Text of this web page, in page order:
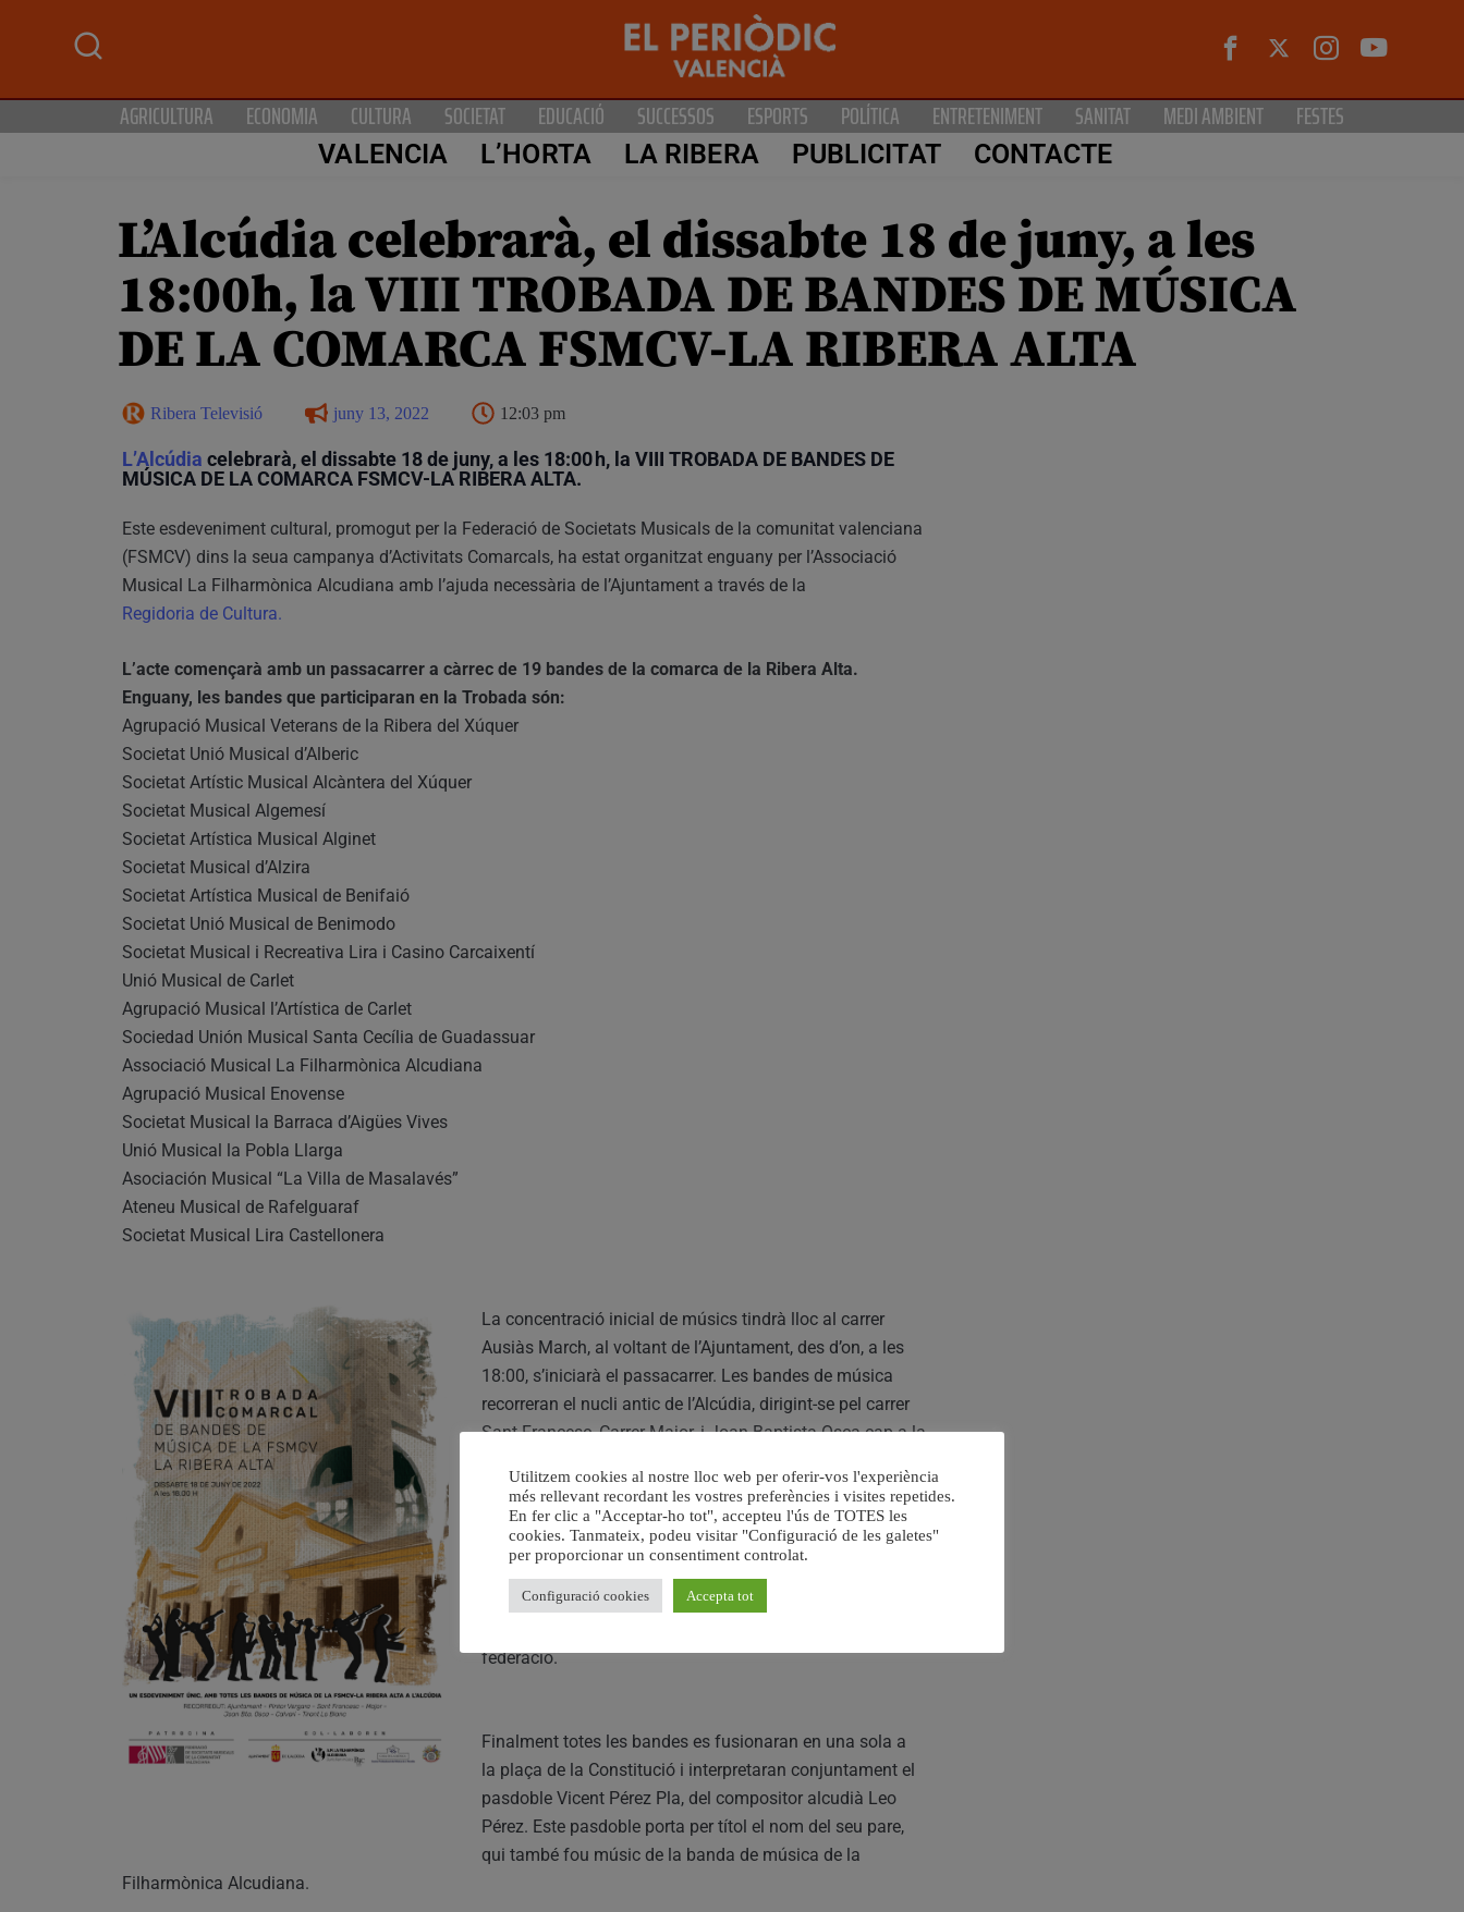
AGRICULTURA ECONOMIA CULTURA SOCIETAT EDUCACIÓ SUCCESSOS ESPORTS POLÍTICA ENTRETENIMENT SANITAT MEDI AMBIENT FESTES
VALENCIA L’HORTA LA RIBERA PUBLICITAT CONTACTE
L’Alcúdia celebrarà, el dissabte 18 de juny, a les
18:00h, la VIII TROBADA DE BANDES DE MÚSICA
DE LA COMARCA FSMCV-LA RIBERA ALTA
Ribera Televisió juny 13, 2022 12:03 pm
L’Alcúdia celebrarà, el dissabte 18 de juny, a les 18:00 h, la VIII TROBADA DE BANDES DE
MÚSICA DE LA COMARCA FSMCV-LA RIBERA ALTA.
Este esdeveniment cultural, promogut per la Federació de Societats Musicals de la comunitat valenciana
(FSMCV) dins la seua campanya d’Activitats Comarcals, ha estat organitzat enguany per l’Associació
Musical La Filharmònica Alcudiana amb l’ajuda necessària de l’Ajuntament a través de la
Regidoria de Cultura.
L’acte començarà amb un passacarrer a càrrec de 19 bandes de la comarca de la Ribera Alta.
Enguany, les bandes que participaran en la Trobada són:
Agrupació Musical Veterans de la Ribera del Xúquer
Societat Unió Musical d’Alberic
Societat Artístic Musical Alcàntera del Xúquer
Societat Musical Algemesí
Societat Artística Musical Alginet
Societat Musical d’Alzira
Societat Artística Musical de Benifaió
Societat Unió Musical de Benimodo
Societat Musical i Recreativa Lira i Casino Carcaixentí
Unió Musical de Carlet
Agrupació Musical l’Artística de Carlet
Sociedad Unión Musical Santa Cecília de Guadassuar
Associació Musical La Filharmònica Alcudiana
Agrupació Musical Enovense
Societat Musical la Barraca d’Aigües Vives
Unió Musical la Pobla Llarga
Asociación Musical “La Villa de Masalavés”
Ateneu Musical de Rafelguaraf
Societat Musical Lira Castellonera
La concentració inicial de músics tindrà lloc al carrer
Ausiàs March, al voltant de l’Ajuntament, des d’on, a les
18:00, s’iniciarà el passacarrer. Les bandes de música
recorreran el nucli antic de l’Alcúdia, dirigint-se pel carrer
Sant Francesc, Carrer Major, i Joan Baptista Osca cap a la
A la plaça, les autoritats rebran a cadascuna de les
acte de presència els diferents alcaldes dels pobles
federació.
Finalment totes les bandes es fusionaran en una sola a
la plaça de la Constitució i interpretaran conjuntament el
pasdoble Vicent Pérez Pla, del compositor alcudià Leo
Pérez. Este pasdoble porta per títol el nom del seu pare,
qui també fou músic de la banda de música de la
Filharmònica Alcudiana.
Utilitzem cookies al nostre lloc web per oferir-vos l'experiència
més rellevant recordant les vostres preferències i visites repetides.
En fer clic a "Acceptar-ho tot", accepteu l'ús de TOTES les
cookies. Tanmateix, podeu visitar "Configuració de les galetes"
per proporcionar un consentiment controlat.
Configuració cookies Accepta tot